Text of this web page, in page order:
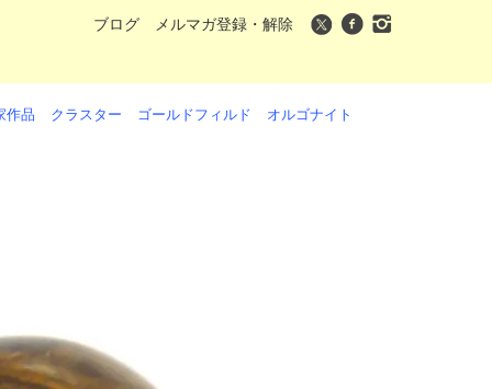
ブログ メルマガ登録・解除
作品 クラスター ゴールドフィルド オルゴナイト